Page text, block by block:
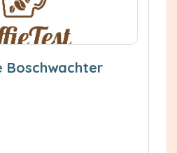
Boschwachter